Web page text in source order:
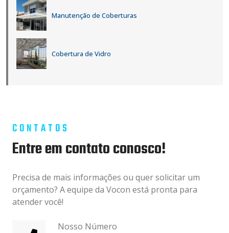
Manutenção de Coberturas
Cobertura de Vidro
CONTATOS
Entre em contato conosco!
Precisa de mais informações ou quer solicitar um
orçamento? A equipe da Vocon está pronta para
atender você!
Nosso Número